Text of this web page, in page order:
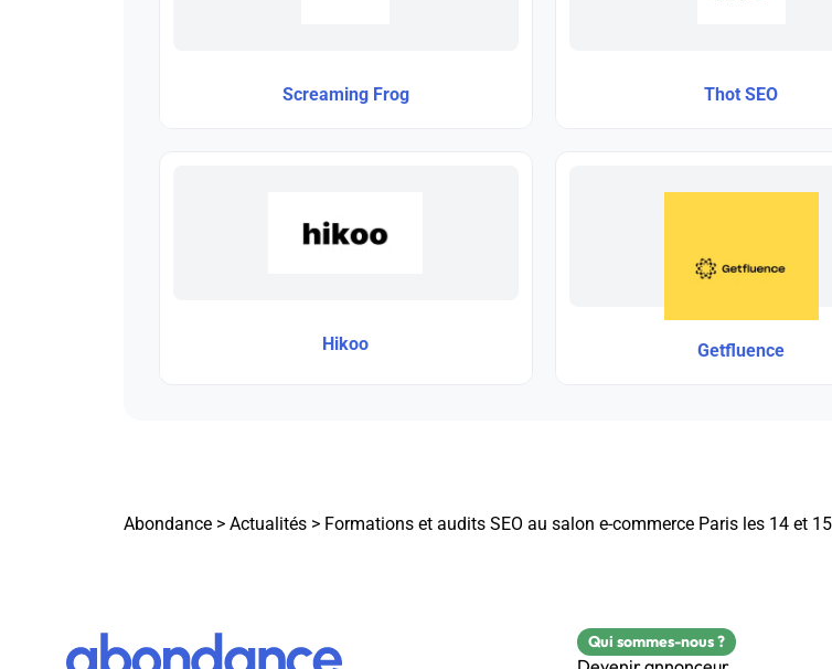
Screaming Frog Thot SEO
Hikoo Getfluence
Abondance > Actualités > Formations et audits SEO au salon e-commerce Paris les 14 et
Qui sommes-nous ?